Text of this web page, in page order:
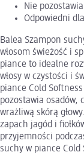
Nie
Odpowiedni
Balea Szampon
włosom świeżość i
piance to idealne
włosy w czystości i
piance Cold
pozostawia osadów,
wrażliwą skórą
zapach jagód i
przyjemności
suchy w piance